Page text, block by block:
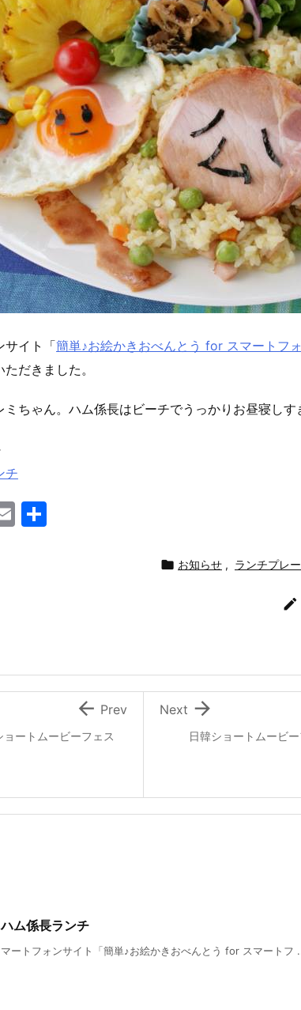
サイト「簡単♪お絵かきおべんとう for スマートフ
だきました。
ちゃん。ハム係長はビーチでうっかりお昼寝しす
チ
E
 お知らせ , ランチプレ

日韓ショートムービ

Next
ートムービーフェス
 Prev
ム係長ランチ
ートフォンサイト「簡単♪お絵かきおべんとう for スマートフ